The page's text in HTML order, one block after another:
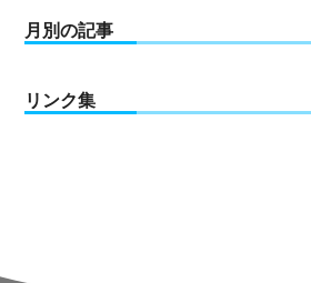
月別の記事
リンク集